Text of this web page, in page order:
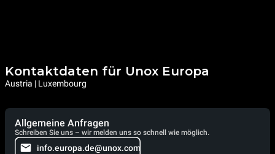
Kontaktdaten für Unox Europa
Austria | Luxembourg
Allgemeine Anfragen
Schreiben Sie uns – wir melden uns so schnell wie möglich.
info.europa.de@unox.com